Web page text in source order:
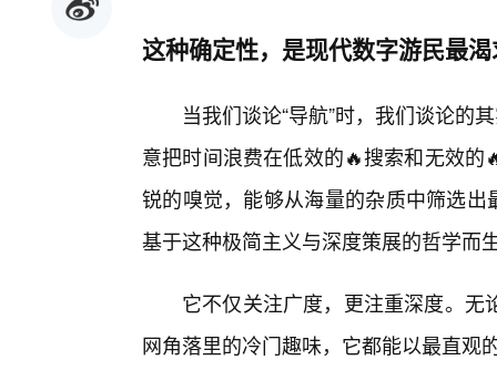
这种确定性，是现代数字游民最
当我们谈论“导航”时，我们谈论的
意把时间浪费在低效的🔥搜索和无效
锐的嗅觉，能够从海量的杂质中筛选出
基于这种极简主义与深度策展的哲学而
它不仅关注广度，更注重深度。
网角落里的冷门趣味，它都能以最直观